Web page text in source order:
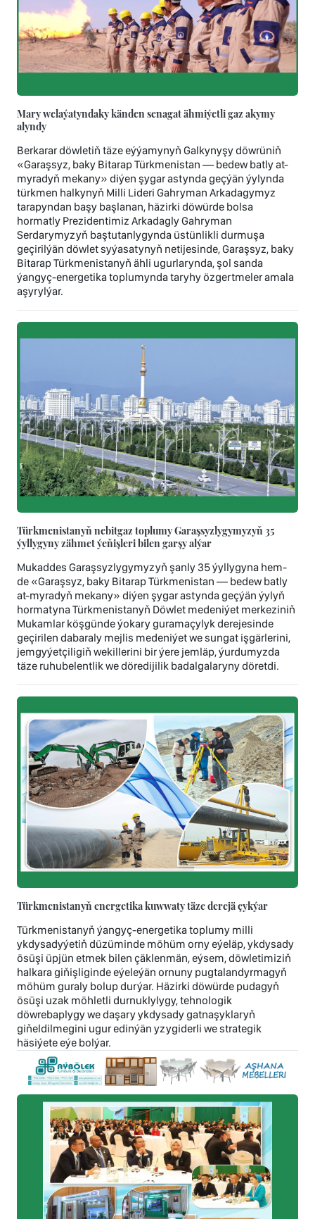
Mary welaýatyndaky känden senagat ähmiýetli gaz akymy
alyndy
Berkarar döwletiň täze eýýamynyň Galkynyşy döwrüniň
«Garaşsyz, baky Bitarap Türkmenistan — bedew batly at-
myradyň mekany» diýen şygar astynda geçýän ýylynda
türkmen halkynyň Milli Lideri Gahryman Arkadagymyz
tarapyndan başy başlanan, häzirki döwürde bolsa
hormatly Prezidentimiz Arkadagly Gahryman
Serdarymyzyň baştutanlygynda üstünlikli durmuşa
geçirilýän döwlet syýasatynyň netijesinde, Garaşsyz, baky
Bitarap Türkmenistanyň ähli ugurlarynda, şol sanda
ýangyç-energetika toplumynda taryhy özgertmeler amala
aşyrylýar.
Türkmenistanyň nebitgaz toplumy Garaşsyzlygymyzyň 35
ýyllygyny zähmet ýeňişleri bilen garşy alýar
Mukaddes Garaşsyzlygymyzyň şanly 35 ýyllygyna hem-
de «Garaşsyz, baky Bitarap Türkmenistan — bedew batly
at-myradyň mekany» diýen şygar astynda geçýän ýylyň
hormatyna Türkmenistanyň Döwlet medeniýet merkeziniň
Mukamlar köşgünde ýokary guramaçylyk derejesinde
geçirilen dabaraly mejlis medeniýet we sungat işgärlerini,
jemgyýetçiligiň wekillerini bir ýere jemläp, ýurdumyzda
täze ruhubelentlik we döredijilik badalgalaryny döretdi.
Türkmenistanyň energetika kuwwaty täze derejä çykýar
Türkmenistanyň ýangyç-energetika toplumy milli
ykdysadyýetiň düzüminde möhüm orny eýeläp, ykdysady
ösüşi üpjün etmek bilen çäklenmän, eýsem, döwletimiziň
halkara giňişliginde eýeleýän ornuny pugtalandyrmagyň
möhüm guraly bolup durýar. Häzirki döwürde pudagyň
ösüşi uzak möhletli durnuklylygy, tehnologik
döwrebaplygy we daşary ykdysady gatnaşyklaryň
giňeldilmegini ugur edinýän yzygiderli we strategik
häsiýete eýe bolýar.